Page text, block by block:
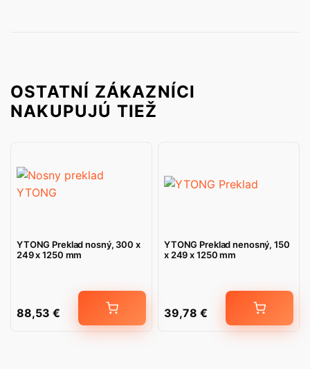
OSTATNÍ ZÁKAZNÍCI
NAKUPUJÚ TIEŽ
YTONG Preklad nosný, 300 x
249 x 1250 mm
88,53 €
YTONG Preklad nenosný, 150
x 249 x 1250 mm
39,78 €